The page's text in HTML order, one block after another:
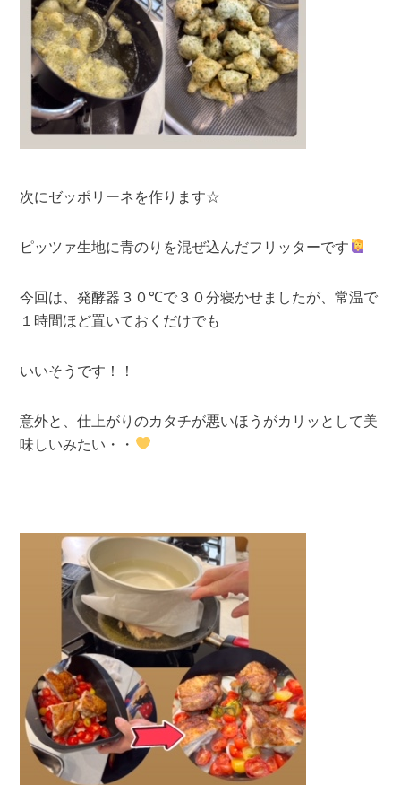
次にゼッポリーネを作ります☆
ピッツァ生地に青のりを混ぜ込んだフリッターです
今回は、発酵器３０℃で３０分寝かせましたが、常温で
１時間ほど置いておくだけでも
いいそうです！！
意外と、仕上がりのカタチが悪いほうがカリッとして美
味しいみたい・・